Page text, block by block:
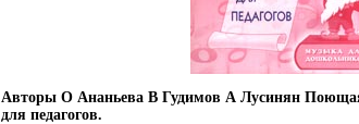
Авторы О Ананьева В Гудимов А Лусинян Поющая
для педагогов.